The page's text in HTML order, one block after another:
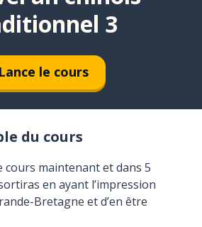
3
Lance le cours
du cours
cours maintenant et dans 5
en ayant l’impression
Bretagne et d’en être